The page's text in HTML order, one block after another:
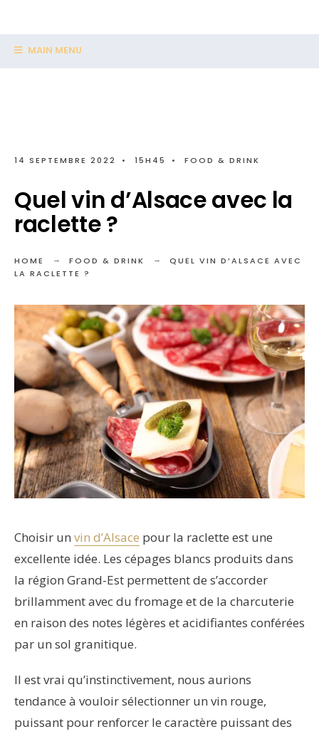
MAIN MENU
14 SEPTEMBRE 2022 • 15H45 • FOOD & DRINK
Quel vin d’Alsace avec la
raclette ?
HOME FOOD & DRINK
QUEL VIN D’ALSACE AVEC
LA RACLETTE ?
Choisir un vin d’Alsace pour la raclette est une
excellente idée. Les cépages blancs produits dans
la région Grand-Est permettent de s’accorder
brillamment avec du fromage et de la charcuterie
en raison des notes légères et acidifiantes conférées
par un sol granitique.
Il est vrai qu’instinctivement, nous aurions
tendance à vouloir sélectionner un vin rouge,
puissant pour renforcer le caractère puissant des